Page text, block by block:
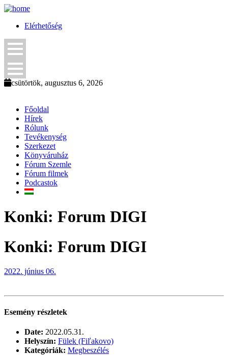
Elérhetőség
csütörtök, augusztus 6, 2026
Főoldal
Hírek
Rólunk
Tevékenység
Szerkezet
Könyváruház
Fórum Szemle
Fórum filmek
Podcastok
Konki: Forum DIGI
Konki: Forum DIGI
2022. június 06.
Esemény részletek
Date: 2022.05.31.
Helyszín: Fülek (Fiľakovo)
Kategóriák: Megbeszélés